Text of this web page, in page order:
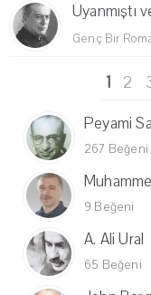
Uyanmıştı
Genç Bir
1 2
Peyami
267 Beğeni
9 Beğeni
A. Ali Ural
65 Beğeni